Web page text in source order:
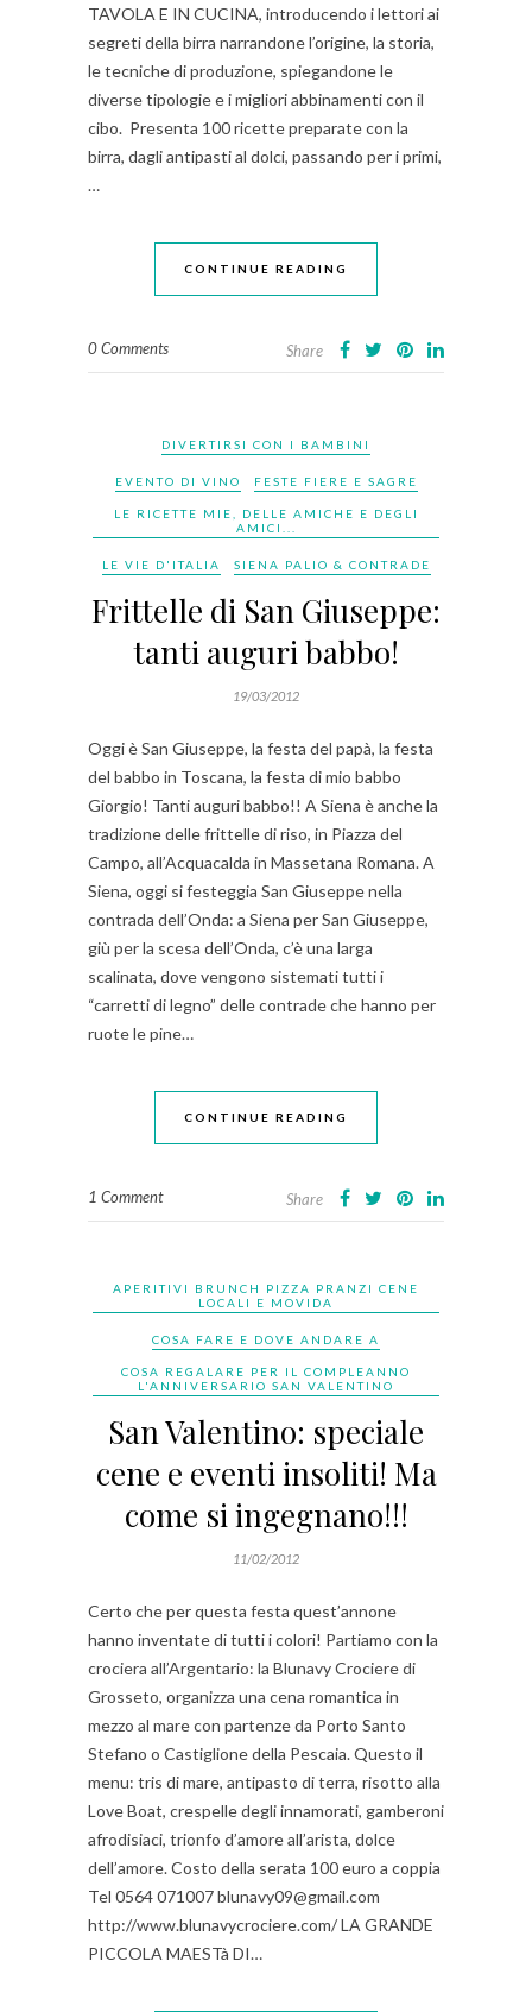
TAVOLA E IN CUCINA, introducendo i lettori ai
segreti della birra narrandone l’origine, la storia,
le tecniche di produzione, spiegandone le
diverse tipologie e i migliori abbinamenti con il
cibo. Presenta 100 ricette preparate con la
birra, dagli antipasti al dolci, passando per i primi,
…
CONTINUE READING
0 Comments Share
DIVERTIRSI CON I BAMBINI
EVENTO DI VINO FESTE FIERE E SAGRE
LE RICETTE MIE, DELLE AMICHE E DEGLI
AMICI...
LE VIE D'ITALIA SIENA PALIO & CONTRADE
Frittelle di San Giuseppe:
tanti auguri babbo!
19/03/2012
Oggi è San Giuseppe, la festa del papà, la festa
del babbo in Toscana, la festa di mio babbo
Giorgio! Tanti auguri babbo!! A Siena è anche la
tradizione delle frittelle di riso, in Piazza del
Campo, all’Acquacalda in Massetana Romana. A
Siena, oggi si festeggia San Giuseppe nella
contrada dell’Onda: a Siena per San Giuseppe,
giù per la scesa dell’Onda, c’è una larga
scalinata, dove vengono sistemati tutti i
“carretti di legno” delle contrade che hanno per
ruote le pine…
CONTINUE READING
1 Comment Share
APERITIVI BRUNCH PIZZA PRANZI CENE
LOCALI E MOVIDA
COSA FARE E DOVE ANDARE A
COSA REGALARE PER IL COMPLEANNO
L'ANNIVERSARIO SAN VALENTINO
San Valentino: speciale
cene e eventi insoliti! Ma
come si ingegnano!!!
11/02/2012
Certo che per questa festa quest’annone
hanno inventate di tutti i colori! Partiamo con la
crociera all’Argentario: la Blunavy Crociere di
Grosseto, organizza una cena romantica in
mezzo al mare con partenze da Porto Santo
Stefano o Castiglione della Pescaia. Questo il
menu: tris di mare, antipasto di terra, risotto alla
Love Boat, crespelle degli innamorati, gamberoni
afrodisiaci, trionfo d’amore all’arista, dolce
dell’amore. Costo della serata 100 euro a coppia
Tel 0564 071007 blunavy09@gmail.com
http://www.blunavycrociere.com/ LA GRANDE
PICCOLA MAESTà DI…